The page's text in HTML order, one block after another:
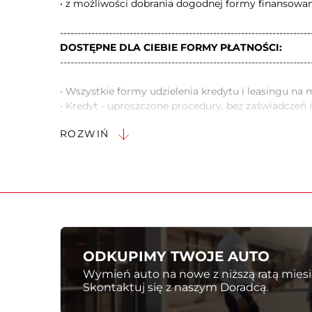
• z możliwości dobrania dogodnej formy
DOSTĘPNE DLA CIEBIE FORMY PŁATNOŚCI:
• Wszystkie formy udzielenia kredytu i leasingu na
• Kredyt - uproszczone procedury, bez zaświadczeń
• Leasing - nawet dla nowo powstałych firm, długi
ZAPEWNIAMY PEŁNĄ OBSŁUGĘ W ZAKRESIE
ROZWIŃ
ODKUPIMY TWOJE AUTO
Wymień auto na nowe z niższą ratą
Skontaktuj się z naszym Doradcą.